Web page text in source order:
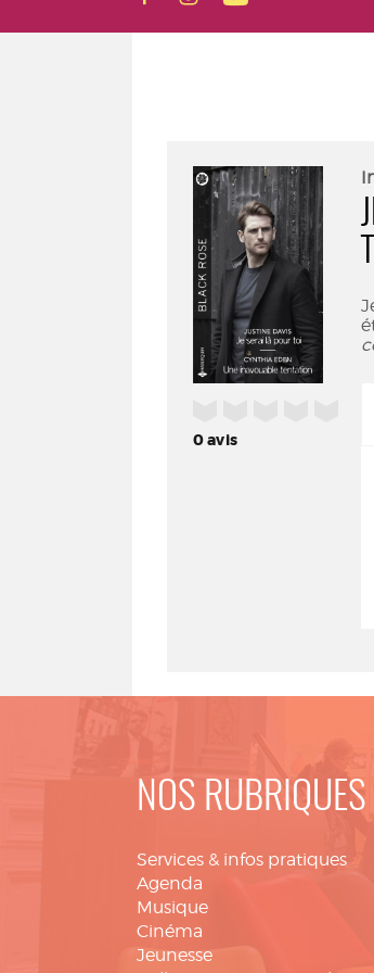
0avis
NOS RUBRIQUES
Services & infos pratiques
Agenda
Musique
Cinéma
Jeunesse